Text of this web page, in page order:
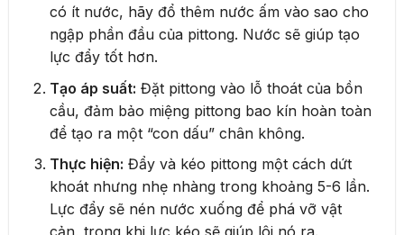
có ít nước, hãy đổ thêm nước ấm vào sao cho
ngập phần đầu của pittong. Nước sẽ giúp tạo
lực đẩy tốt hơn.
Tạo áp suất: Đặt pittong vào lỗ thoát của bồn
cầu, đảm bảo miệng pittong bao kín hoàn toàn
để tạo ra một “con dấu” chân không.
Thực hiện: Đẩy và kéo pittong một cách dứt
khoát nhưng nhẹ nhàng trong khoảng 5-6 lần.
Lực đẩy sẽ nén nước xuống để phá vỡ vật